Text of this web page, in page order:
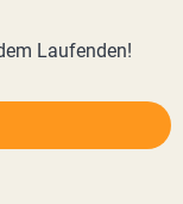
Laufenden!